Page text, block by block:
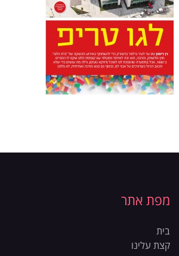
מפת אתר
בית
קצת עלינו